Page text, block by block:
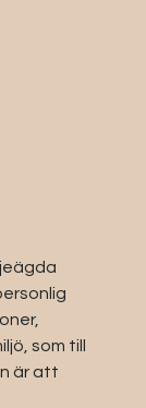
som till
är att